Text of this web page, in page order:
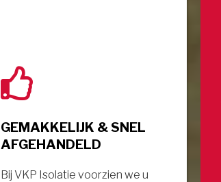
GEMAKKELIJK & SNEL
AFGEHANDELD
Bij VKP Isolatie voorzien we u